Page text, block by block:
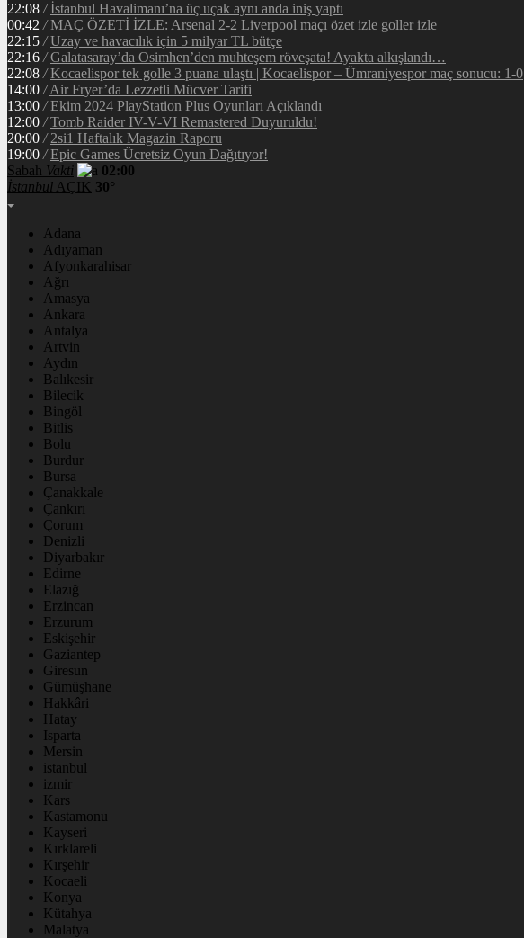
22:08 / İstanbul Havalimanı’na üç uçak aynı anda iniş yaptı
00:42 / MAÇ ÖZETİ İZLE: Arsenal 2-2 Liverpool maçı özet izle goller izle
22:15 / Uzay ve havacılık için 5 milyar TL bütçe
22:16 / Galatasaray’da Osimhen’den muhteşem röveşata! Ayakta alkışlandı…
22:08 / Kocaelispor tek golle 3 puana ulaştı | Kocaelispor – Ümraniyespor maç sonucu: 1-0
14:00 / Air Fryer’da Lezzetli Mücver Tarifi
13:00 / Ekim 2024 PlayStation Plus Oyunları Açıklandı
12:00 / Tomb Raider IV-V-VI Remastered Duyuruldu!
20:00 / 2si1 Haftalık Magazin Raporu
19:00 / Epic Games Ücretsiz Oyun Dağıtıyor!
Sabah Vakti
02:00
İstanbul AÇIK 30°
Adana
Adıyaman
Afyonkarahisar
Ağrı
Amasya
Ankara
Antalya
Artvin
Aydın
Balıkesir
Bilecik
Bingöl
Bitlis
Bolu
Burdur
Bursa
Çanakkale
Çankırı
Çorum
Denizli
Diyarbakır
Edirne
Elazığ
Erzincan
Erzurum
Eskişehir
Gaziantep
Giresun
Gümüşhane
Hakkâri
Hatay
Isparta
Mersin
istanbul
izmir
Kars
Kastamonu
Kayseri
Kırklareli
Kırşehir
Kocaeli
Konya
Kütahya
Malatya